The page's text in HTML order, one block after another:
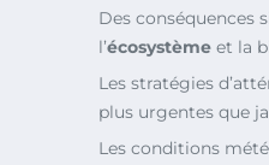
Des conséquences
l’écosystème et la
Les stratégies
plus urgentes que
Les conditions